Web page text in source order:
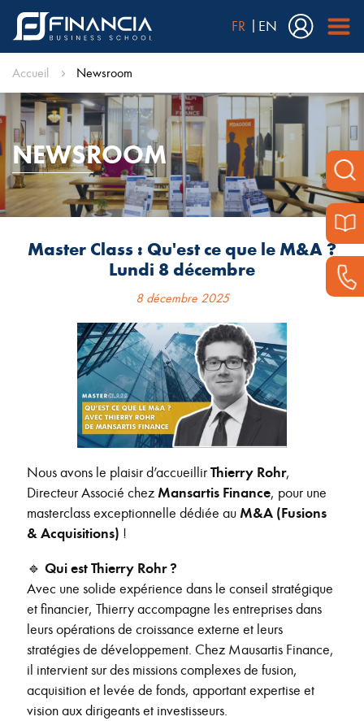
FR EN
Accueil Newsroom
NEWSROOM
Master Class : Qu'est ce que le M&A ?
Lundi 8 décembre
8 décembre 2025
Nous avons le plaisir d’accueillirThierry Rohr,
Directeur Associé chezMansartis Finance, pour une
masterclass exceptionnelle dédiée auM&A (Fusions
& Acquisitions) !
🔹 Qui est Thierry Rohr ?
Avec une solide expérience dans le conseil stratégique
et financier, Thierry accompagne les entreprises dans
leurs opérations de croissance externe et leurs
stratégies de développement. Chez Mausartis Finance,
il intervient sur des missions complexes de fusion,
acquisition et levée de fonds, apportant expertise et
vision aux dirigeants et investisseurs.